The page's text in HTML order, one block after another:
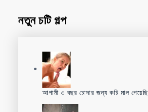
নতুন চটি গল্প
আগামী ৩ বছর চোদার জন্য কচি মাল পেয়েছি